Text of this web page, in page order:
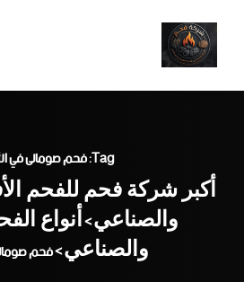
content
Tag: فحم صومالى في الأمارات
أكبر شركة فحم للفحم
والصناعي>أنواع
والصناعي>فحم